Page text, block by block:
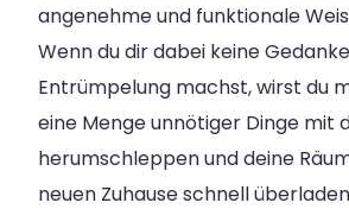
angenehme und funktionale
Wenn du dir dabei keine
Entrümpelung machst, wirst du
eine Menge unnötiger Dinge mit
herumschleppen und deine
neuen Zuhause schnell